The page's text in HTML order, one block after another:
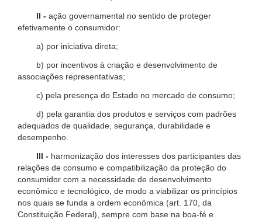
II - ação governamental no sentido de proteger
efetivamente o consumidor:
a) por iniciativa direta;
b) por incentivos à criação e desenvolvimento de
associações representativas;
c) pela presença do Estado no mercado de consumo;
d) pela garantia dos produtos e serviços com padrões
adequados de qualidade, segurança, durabilidade e
desempenho.
III - harmonização dos interesses dos participantes das
relações de consumo e compatibilização da proteção do
consumidor com a necessidade de desenvolvimento
econômico e tecnológico, de modo a viabilizar os princípios
nos quais se funda a ordem econômica (art. 170, da
Constituição Federal), sempre com base na boa-fé e